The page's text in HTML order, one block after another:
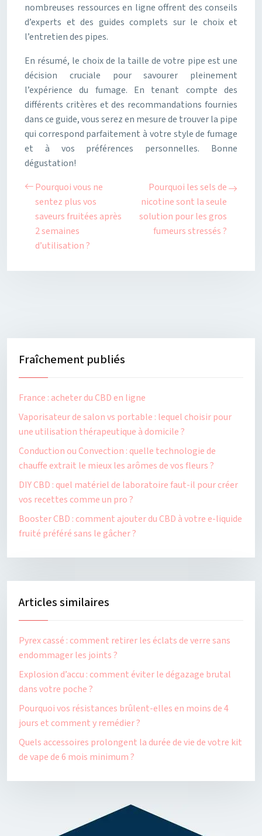
nombreuses ressources en ligne offrent des conseils
d’experts et des guides complets sur le choix et
l’entretien des pipes.
En résumé, le choix de la taille de votre pipe est une
décision cruciale pour savourer pleinement
l’expérience du fumage. En tenant compte des
différents critères et des recommandations fournies
dans ce guide, vous serez en mesure de trouver la pipe
qui correspond parfaitement à votre style de fumage
et à vos préférences personnelles. Bonne
dégustation!
Pourquoi vous ne
sentez plus vos
saveurs fruitées après
2 semaines
d’utilisation ?
Pourquoi les sels de
nicotine sont la seule
solution pour les gros
fumeurs stressés ?
Fraîchement publiés
France : acheter du CBD en ligne
Vaporisateur de salon vs portable : lequel choisir pour
une utilisation thérapeutique à domicile ?
Conduction ou Convection : quelle technologie de
chauffe extrait le mieux les arômes de vos fleurs ?
DIY CBD : quel matériel de laboratoire faut-il pour créer
vos recettes comme un pro ?
Booster CBD : comment ajouter du CBD à votre e-liquide
fruité préféré sans le gâcher ?
Articles similaires
Pyrex cassé : comment retirer les éclats de verre sans
endommager les joints ?
Explosion d’accu : comment éviter le dégazage brutal
dans votre poche ?
Pourquoi vos résistances brûlent-elles en moins de 4
jours et comment y remédier ?
Quels accessoires prolongent la durée de vie de votre kit
de vape de 6 mois minimum ?